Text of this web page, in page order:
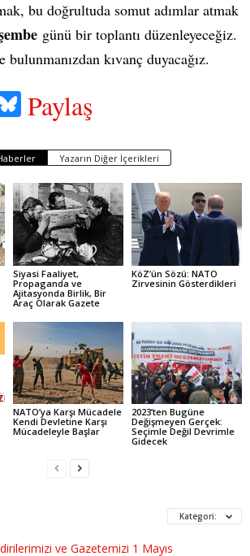
bu doğrultuda somut adımlar atmak
günü bir toplantı düzenleyeceğiz.
bulunmanızdan kıvanç duyacağız.
Bl
sk
y
Paylaş
Yazarın Diğer İçerikleri
Siyasi Faaliyet,
Propaganda ve
Ajitasyonda Birlik, Bir
Araç Olarak Gazete
KöZ’ün Sözü: NATO
Zirvesinin Gösterdikleri
NATO’ya Karşı Mücadele
Kendi Devletine Karşı
Mücadeleyle Başlar
2023’ten Bugüne
Değişmeyen Gerçek:
Seçimle Değil Devrimle
Gidecek
Kategori:
ve Gazetemizi 1 Mayıs